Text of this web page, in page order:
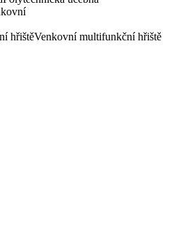
Venkovní multifunkční hřiště